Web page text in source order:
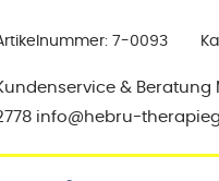
7-0093
& Beratung
info@hebru-